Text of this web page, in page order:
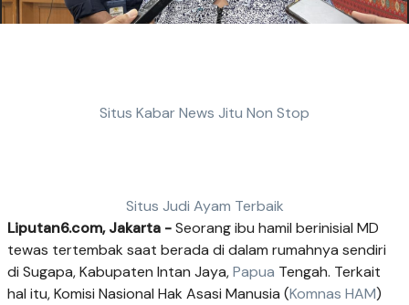
Situs Kabar News Jitu Non Stop
Situs Judi Ayam Terbaik
Liputan6.com, Jakarta -Seorang ibu hamil berinisial MD
tewas tertembak saat berada di dalam rumahnya sendiri
di Sugapa, Kabupaten Intan Jaya,Papua Tengah. Terkait
hal itu, Komisi Nasional Hak Asasi Manusia (Komnas HAM)